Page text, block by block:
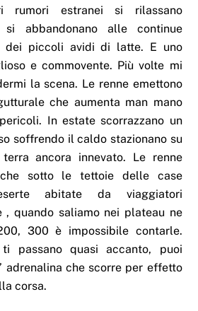
rumori estranei si rilassano
si abbandonano alle continue
dei piccoli avidi di latte. E uno
e commovente. Più volte mi
la scena. Le renne emettono
che aumenta man mano
In estate scorrazzano un
soffrendo il caldo stazionano su
ancora innevato. Le renne
sotto le tettoie delle case
abitate da viaggiatori
, quando saliamo nei plateau ne
300 è impossibile contarle.
passano quasi accanto, puoi
adrenalina che scorre per effetto
corsa.